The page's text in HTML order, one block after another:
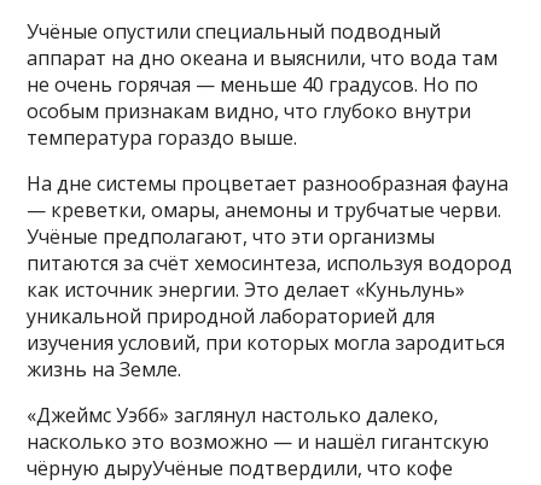
Учёные опустили специальный подводный
аппарат на дно океана и выяснили, что вода там
не очень горячая — меньше 40 градусов. Но по
особым признакам видно, что глубоко внутри
температура гораздо выше.
На дне системы процветает разнообразная фауна
— креветки, омары, анемоны и трубчатые черви.
Учёные предполагают, что эти организмы
питаются за счёт хемосинтеза, используя водород
как источник энергии. Это делает «Куньлунь»
уникальной природной лабораторией для
изучения условий, при которых могла зародиться
жизнь на Земле.
«Джеймс Уэбб» заглянул настолько далеко,
насколько это возможно — и нашёл гигантскую
чёрную дыруУчёные подтвердили, что кофе